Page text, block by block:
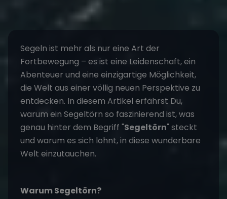
Segeln ist mehr als nur eine Art der
Fortbewegung – es ist eine Leidenschaft, ein
Abenteuer und eine einzigartige Möglichkeit,
die Welt aus einer völlig neuen Perspektive zu
entdecken. In diesem Artikel erfährst Du,
warum ein Segeltörn so faszinierend ist, was
genau hinter dem Begriff "Segeltörn" steckt
und warum es sich lohnt, in diese wunderbare
Welt einzutauchen.
Warum Segeltörn?